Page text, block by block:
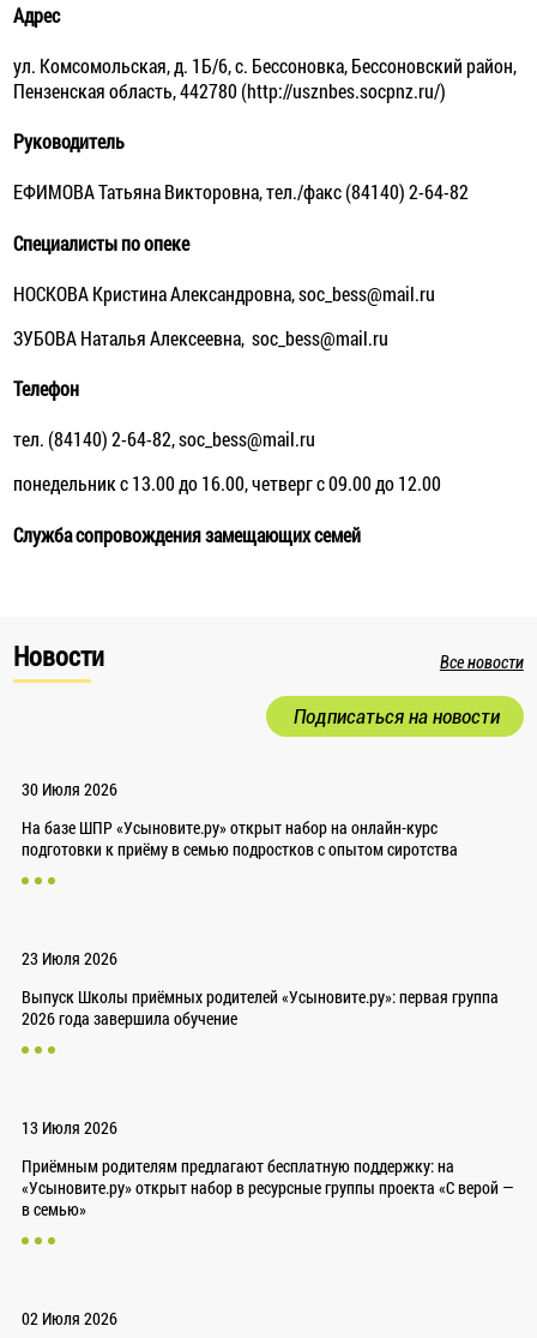
Адрес
ул. Комсомольская, д. 1Б/6, с. Бессоновка, Бессоновский район,
Пензенская область, 442780 (http://usznbes.socpnz.ru/)
Руководитель
ЕФИМОВА Татьяна Викторовна, тел./факс (84140) 2-64-82
Специалисты по опеке
НОСКОВА Кристина Александровна, soc_bess@mail.ru
ЗУБОВА Наталья Алексеевна, soc_bess@mail.ru
Телефон
тел. (84140) 2-64-82, soc_bess@mail.ru
понедельник с 13.00 до 16.00, четверг с 09.00 до 12.00
Служба сопровождения замещающих семей
Новости Все новости
Подписаться на новости
30 Июля 2026
На базе ШПР «Усыновите.ру» открыт набор на онлайн-курс
подготовки к приёму в семью подростков с опытом сиротства
23 Июля 2026
Выпуск Школы приёмных родителей «Усыновите.ру»: первая группа
2026 года завершила обучение
13 Июля 2026
Приёмным родителям предлагают бесплатную поддержку: на
«Усыновите.ру» открыт набор в ресурсные группы проекта «С верой —
в семью»
02 Июля 2026